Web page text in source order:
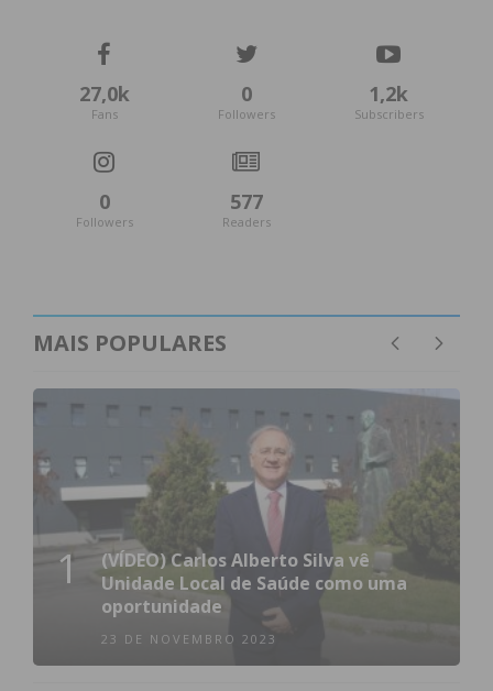
27,0k
Fans
0
Followers
1,2k
Subscribers
0
Followers
577
Readers
MAIS POPULARES
1
(VÍDEO) Carlos Alberto Silva vê
Unidade Local de Saúde como uma
oportunidade
23 DE NOVEMBRO 2023